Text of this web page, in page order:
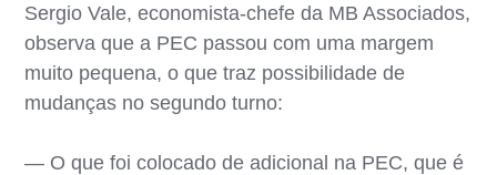
Sergio Vale, economista-chefe da MB Associados,
observa que a PEC passou com uma margem
muito pequena, o que traz possibilidade de
mudanças no segundo turno:
— O que foi colocado de adicional na PEC, que é